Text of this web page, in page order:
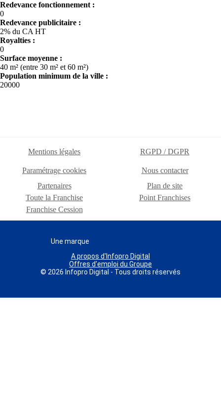
Redevance fonctionnement :
0
Redevance publicitaire :
2% du CA HT
Royalties :
0
Surface moyenne :
40 m² (entre 30 m² et 60 m²)
Population minimum de la ville :
20000
Mentions légales RGPD / DGPR
Paramétrage cookies
Nous contacter
Partenaires
Plan de site
Toute la Franchise
Point Franchises
Franchise Cession
Une marque
A propos d'Infopro Digital
Offres d'emploi du Groupe
© 2026 Infopro Digital - Tous droits réservés